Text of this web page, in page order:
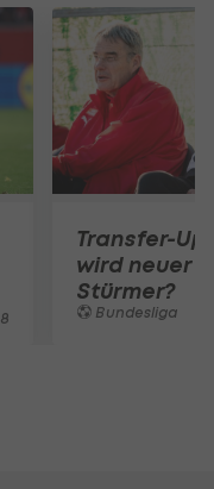
8
Transfer-
wird neuer
Stürmer?
Bundesliga